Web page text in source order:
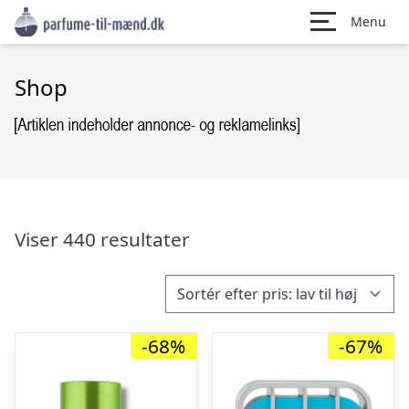
Menu
Shop
Viser 440 resultater
-68% -67%